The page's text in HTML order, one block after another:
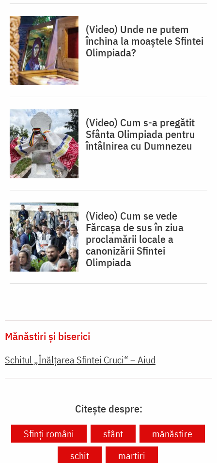
(Video) Unde ne putem
închina la moaștele Sfintei
Olimpiada?
(Video) Cum s-a pregătit
Sfânta Olimpiada pentru
întâlnirea cu Dumnezeu
(Video) Cum se vede
Fărcașa de sus în ziua
proclamării locale a
canonizării Sfintei
Olimpiada
Mănăstiri și biserici
Schitul „Înălțarea Sfintei Cruci“ – Aiud
Citește despre:
Sfinți români sfânt
mănăstire
schit
martiri